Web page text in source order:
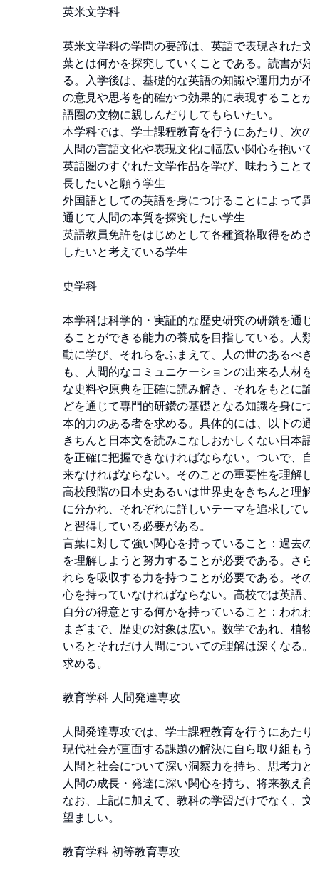
英米文学科
英米文学科の学問の要諦は、英語で表現され
葉とは何かを探究していくことである。読書が
る。入学後は、基礎的な英語の知識や運用力
の意見や思考を的確かつ効果的に表現するこ
語圏の文物に親しんだりしてもらいたい。
本学科では、学士課程教育を行うにあたり、次
人間の言語文化や表現文化に幅広い関心を抱い
英語圏のすぐれた文学作品を学び、味わうこ
長したいと願う学生
外国語としての英語を身につけることによって
通じて人間の本質を探究したい学生
英語教員免許をはじめとして各種資格取得をめ
したいと考えている学生
史学科
本学科は科学的・実証的な歴史研究の研鑽を通
ることができる能力の養成を目指している。
動に学び、それらをふまえて、人の世のあるべ
も、人間的なコミュニケーションの出来る人
な史料や原典を正確に読み解き、それをもと
どを通じて専門的研鑽の基礎となる知識を身
本的力のある者を求める。具体的には、以下の
きちんと日本文を読みこなしおかしくない日
を正確に把握できなければならない。ついで
来なければならない。そのことの重要性を理解
高校段階の日本史あるいは世界史をきちんと
に分かれ、それぞれに詳しいテーマを追求し
と習得している必要がある。
言葉に対して強い関心を持っていること：過
を理解しようと努力することが必要である。
れらを吸収する力を持つことが必要である。そ
心を持っていなければならない。高校では英語
自分の得意とする何かを持っていること：わ
まざまで、歴史の対象は広い。数学であれ、
いるとそれだけ人間についての理解は深くなる
求める。
教育学科 人間発達専攻
人間発達専攻では、学士課程教育を行うにあた
現代社会が直面する課題の解決に自ら取り組も
人間と社会について深い洞察力を持ち、思考力
人間の成長・発達に深い関心を持ち、将来教え
なお、上記に加えて、教科の学習だけでなく
望ましい。
教育学科 初等教育専攻